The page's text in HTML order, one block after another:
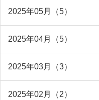
2025年05月（5）
2025年04月（5）
2025年03月（3）
2025年02月（2）